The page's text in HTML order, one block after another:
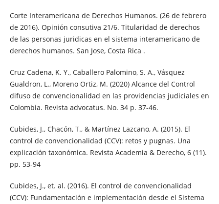
Corte Interamericana de Derechos Humanos. (26 de febrero
de 2016). Opinión consutiva 21/6. Titularidad de derechos
de las personas juridicas en el sistema interamericano de
derechos humanos. San Jose, Costa Rica .
Cruz Cadena, K. Y., Caballero Palomino, S. A., Vásquez
Gualdron, L., Moreno Ortiz, M. (2020) Alcance del Control
difuso de convencionalidad en las providencias judiciales en
Colombia. Revista advocatus. No. 34 p. 37-46.
Cubides, J., Chacón, T., & Martínez Lazcano, A. (2015). El
control de convencionalidad (CCV): retos y pugnas. Una
explicación taxonómica. Revista Academia & Derecho, 6 (11).
pp. 53-94
Cubides, J., et. al. (2016). El control de convencionalidad
(CCV): Fundamentación e implementación desde el Sistema